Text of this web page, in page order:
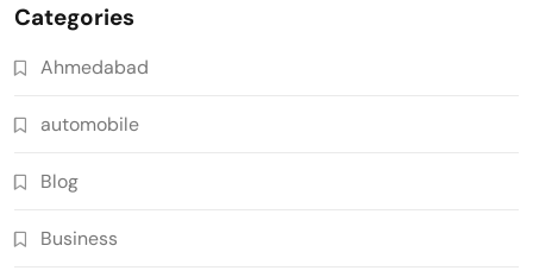
Categories
Ahmedabad
automobile
Blog
Business